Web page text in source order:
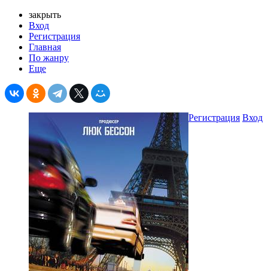
закрыть
Вход
Регистрация
Главная
По жанру
Еще
Регистрация Вход